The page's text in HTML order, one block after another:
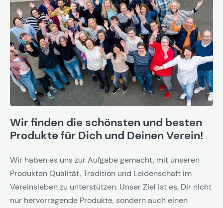
Wir finden die schönsten und besten
Produkte für Dich und Deinen Verein!
Wir haben es uns zur Aufgabe gemacht, mit unseren
Produkten Qualität, Tradition und Leidenschaft im
Vereinsleben zu unterstützen. Unser Ziel ist es, Dir nicht
nur hervorragende Produkte, sondern auch einen